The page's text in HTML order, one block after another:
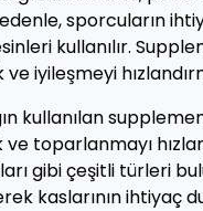
sporcuların
kullanılır.
ve iyileşmeyi
kullanılan
ve toparlanmayı
gibi çeşitli türleri
kaslarının ihtiyaç